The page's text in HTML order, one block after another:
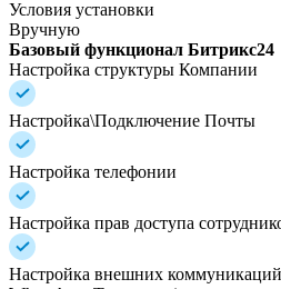
Условия установки
Вручную
Базовый функционал Битрикс24
Настройка структуры Компании
Настройка\Подключение Почты
Настройка телефонии
Настройка прав доступа
Настройка внешних